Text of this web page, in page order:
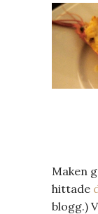
Maken
hittade
blogg.)